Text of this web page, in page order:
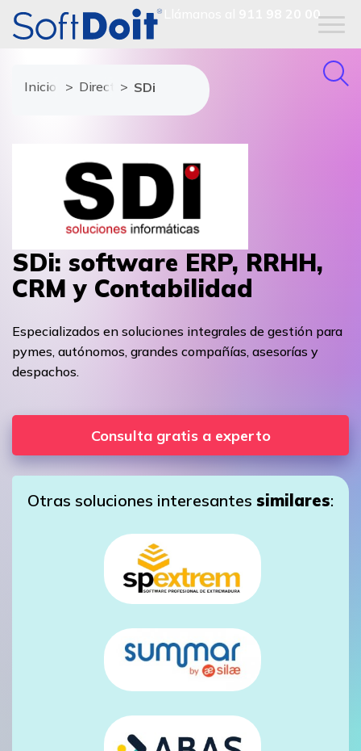
911 98 20 00
Inicio Directorio de proveedores
SDi
SDi: software ERP, RRHH,
CRM y Contabilidad
Especializados en soluciones integrales de gestión para
pymes, autónomos, grandes compañías, asesorías y
despachos.
Consulta gratis a experto
Otras soluciones interesantes similares: